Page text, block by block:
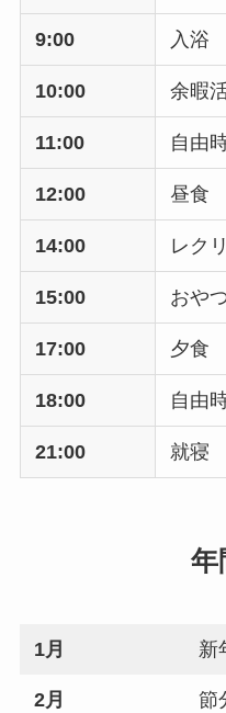
9:00 入浴
10:00 余暇
11:00 自由
12:00 昼食
14:00 レク
15:00 おや
17:00 夕食
18:00 自由
21:00 就寝
年
1月 新
2月 節